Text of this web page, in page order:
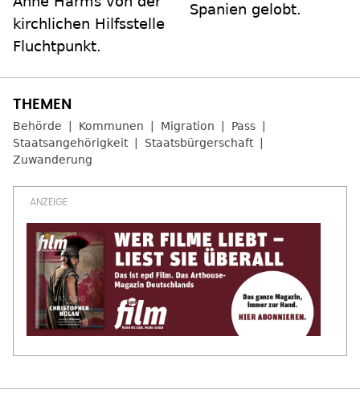
kirchlichen Hilfsstelle
Fluchtpunkt.
Spanien gelobt.
Behörde Kommunen Migration
Pass
Staatsangehörigkeit
Staatsbürgerschaft
Zuwanderung